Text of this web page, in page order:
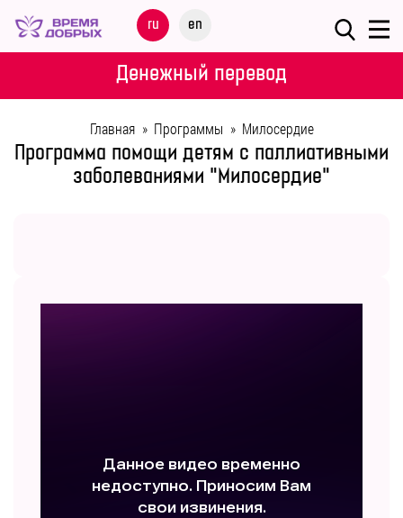
ru en
Меню
НАШИ
ДЕТИ
Денежный перевод
Главная » Программы » Милосердие
Программа помощи детям с паллиативными
заболеваниями "Милосердие"